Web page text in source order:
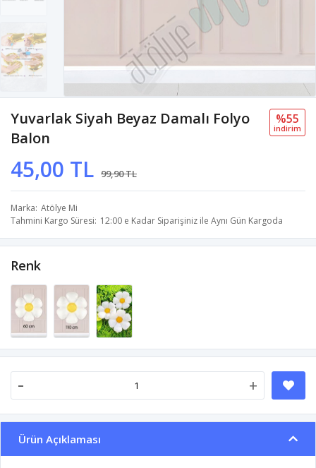
Yuvarlak Siyah Beyaz Damalı Folyo
Balon
45,00 TL 99,90 TL
%55
i̇ndi̇ri̇m
Marka Atölye Mi
Tahmini Kargo Süresi 12:00 e Kadar Siparişiniz ile Aynı Gün Kargoda
Renk
- +
Ürün Açıklaması